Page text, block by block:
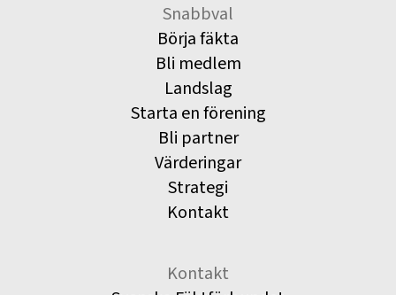
Snabbval
Börja fäkta
Bli medlem
Landslag
Starta en förening
Bli partner
Värderingar
Strategi
Kontakt
Kontakt